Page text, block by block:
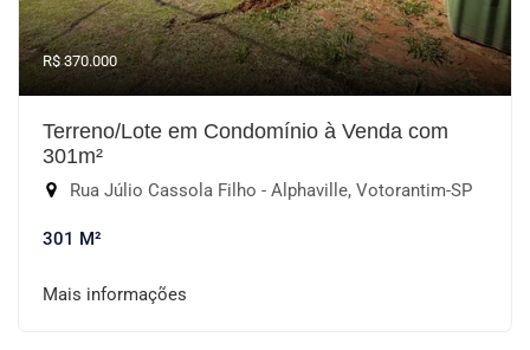
R$ 370.000
Terreno/Lote em Condomínio à Venda com
301m²
Rua Júlio Cassola Filho - Alphaville, Votorantim-SP
301 M²
Mais informações